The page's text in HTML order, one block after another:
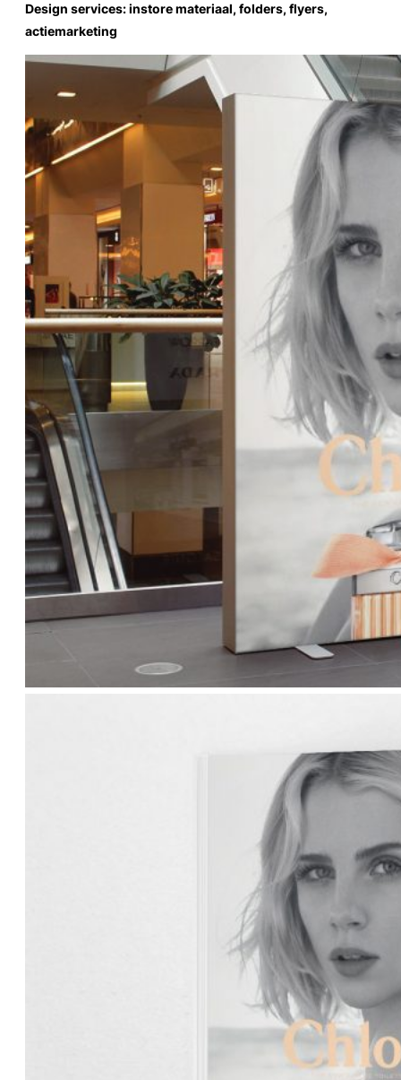
Design services: instore materiaal, folders, flyers,
actiemarketing